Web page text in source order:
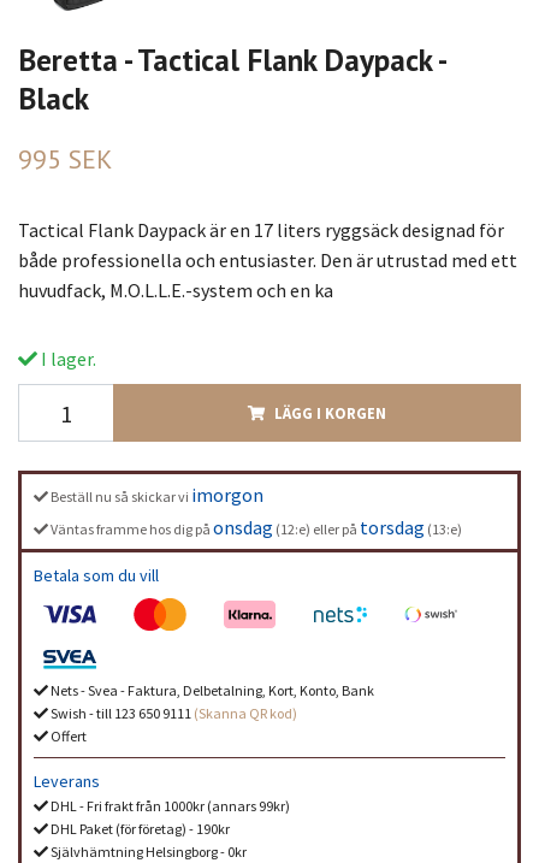
Beretta - Tactical Flank Daypack -
Black
995 SEK
Tactical Flank Daypack är en 17 liters ryggsäck designad för
både professionella och entusiaster. Den är utrustad med ett
huvudfack, M.O.L.L.E.-system och en ka
I lager.
LÄGG I KORGEN
Beställ nu så skickar vi imorgon
Väntas framme hos dig på onsdag (12:e) eller på torsdag (13:e)
Betala som du vill
Nets - Svea - Faktura, Delbetalning, Kort, Konto, Bank
Swish - till 123 650 9111 (Skanna QR kod)
Offert
Leverans
DHL - Fri frakt från 1000kr (annars 99kr)
DHL Paket (för företag) - 190kr
Självhämtning Helsingborg - 0kr